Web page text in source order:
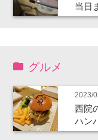
当日
グルメ
2023/
西院
ハン